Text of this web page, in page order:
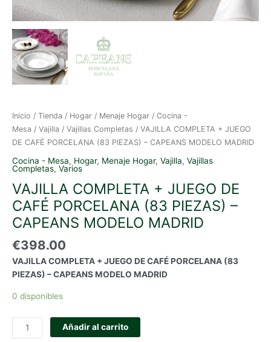
Inicio / Tienda / Hogar / Menaje Hogar / Cocina -
Mesa / Vajilla / Vajillas Completas / VAJILLA COMPLETA + JUEGO
DE CAFÉ PORCELANA (83 PIEZAS) – CAPEANS MODELO MADRID
Cocina - Mesa, Hogar, Menaje Hogar, Vajilla, Vajillas
Completas, Varios
VAJILLA COMPLETA + JUEGO DE
CAFÉ PORCELANA (83 PIEZAS) –
CAPEANS MODELO MADRID
€398.00
VAJILLA COMPLETA + JUEGO DE CAFÉ PORCELANA (83
PIEZAS) – CAPEANS MODELO MADRID
0 disponibles
VAJILLA
COMPLETA
Añadir al carrito